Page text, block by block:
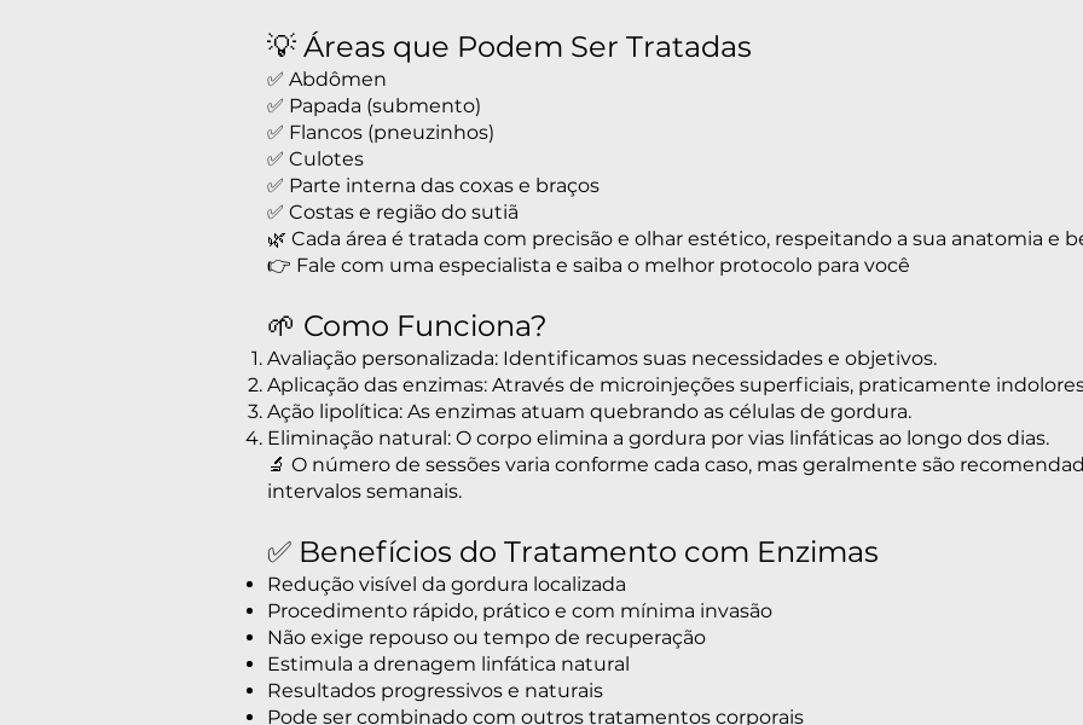
💡 Áreas que Podem Ser Tratadas
✅ Abdômen
✅ Papada (submento)
✅ Flancos (pneuzinhos)
✅ Culotes
✅ Parte interna das coxas e braços
✅ Costas e região do sutiã
🌿 Cada área é tratada com precisão e olhar estético, respeitando a sua anatomia e
👉 Fale com uma especialista e saiba o melhor protocolo para você
🌱 Como Funciona?
Avaliação personalizada: Identificamos suas necessidades e objetivos.
Aplicação das enzimas: Através de microinjeções superficiais, praticamente
Ação lipolítica: As enzimas atuam quebrando as células de gordura.
Eliminação natural: O corpo elimina a gordura por vias linfáticas ao longo dos dias.
🔬 O número de sessões varia conforme cada caso, mas geralmente são
intervalos semanais.
✅ Benefícios do Tratamento com Enzimas
Redução visível da gordura localizada
Procedimento rápido, prático e com mínima invasão
Não exige repouso ou tempo de recuperação
Estimula a drenagem linfática natural
Resultados progressivos e naturais
Pode ser combinado com outros tratamentos corporais